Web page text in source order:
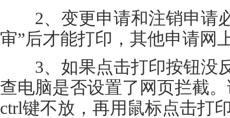
2、变更申请和注销申请
审”后才能打印，其他申请网
3、如果点击打印按钮没
查电脑是否设置了网页拦截
ctrl键不放，再用鼠标点击打